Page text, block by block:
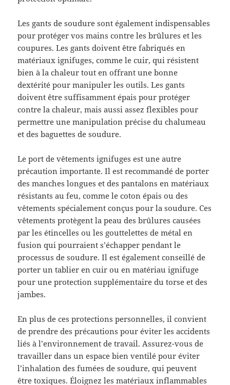
Les gants de soudure sont également indispensables
pour protéger vos mains contre les brûlures et les
coupures. Les gants doivent être fabriqués en
matériaux ignifuges, comme le cuir, qui résistent
bien à la chaleur tout en offrant une bonne
dextérité pour manipuler les outils. Les gants
doivent être suffisamment épais pour protéger
contre la chaleur, mais aussi assez flexibles pour
permettre une manipulation précise du chalumeau
et des baguettes de soudure.
Le port de vêtements ignifuges est une autre
précaution importante. Il est recommandé de porter
des manches longues et des pantalons en matériaux
résistants au feu, comme le coton épais ou des
vêtements spécialement conçus pour la soudure. Ces
vêtements protègent la peau des brûlures causées
par les étincelles ou les gouttelettes de métal en
fusion qui pourraient s’échapper pendant le
processus de soudure. Il est également conseillé de
porter un tablier en cuir ou en matériau ignifuge
pour une protection supplémentaire du torse et des
jambes.
En plus de ces protections personnelles, il convient
de prendre des précautions pour éviter les accidents
liés à l’environnement de travail. Assurez-vous de
travailler dans un espace bien ventilé pour éviter
l’inhalation des fumées de soudure, qui peuvent
être toxiques. Éloignez les matériaux inflammables